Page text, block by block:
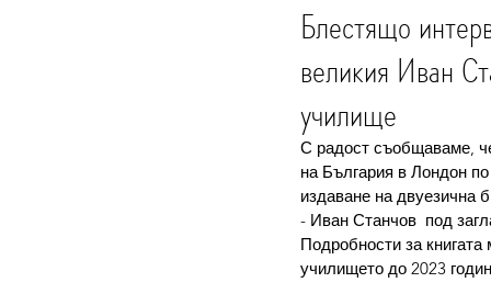
Блестящо
великия Иван
училище
С радост съобщаваме,
на България в Лондон
издаване на двуезична
- Иван Станчов  под
Подробности за
училището до 2023